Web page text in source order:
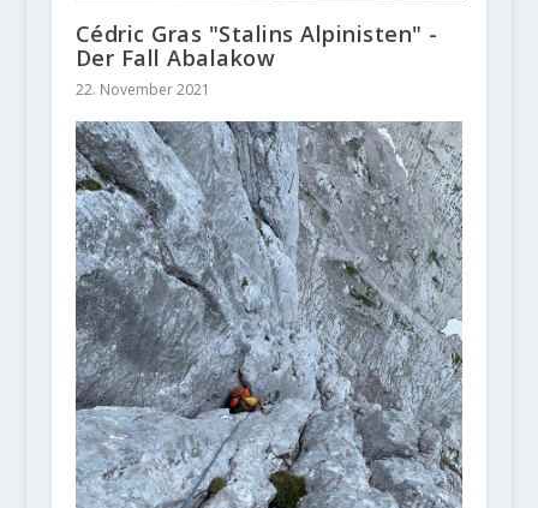
Cédric Gras "Stalins Alpinisten" -
Der Fall Abalakow
22. November 2021